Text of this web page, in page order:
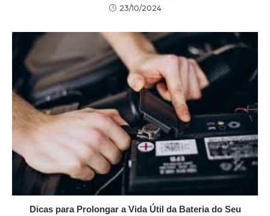
23/10/2024
Dicas para Prolongar a Vida Útil da Bateria do Seu